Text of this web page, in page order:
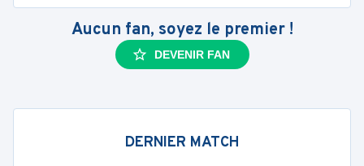
Aucun fan, soyez le premier !
DEVENIR FAN
DERNIER MATCH